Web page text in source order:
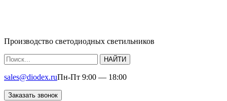
Производство светодиодных светильников
НАЙТИ
sales@diodex.ruПн-Пт 9:00 — 18:00
Заказать звонок